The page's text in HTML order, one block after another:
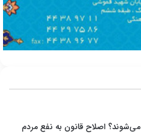
می‌شوند؟ اصلاح قانون به نفع مردم